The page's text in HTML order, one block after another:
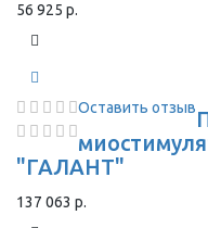
56 925 р.
Оставить отзыв
"ГАЛАНТ"
137 063 р.